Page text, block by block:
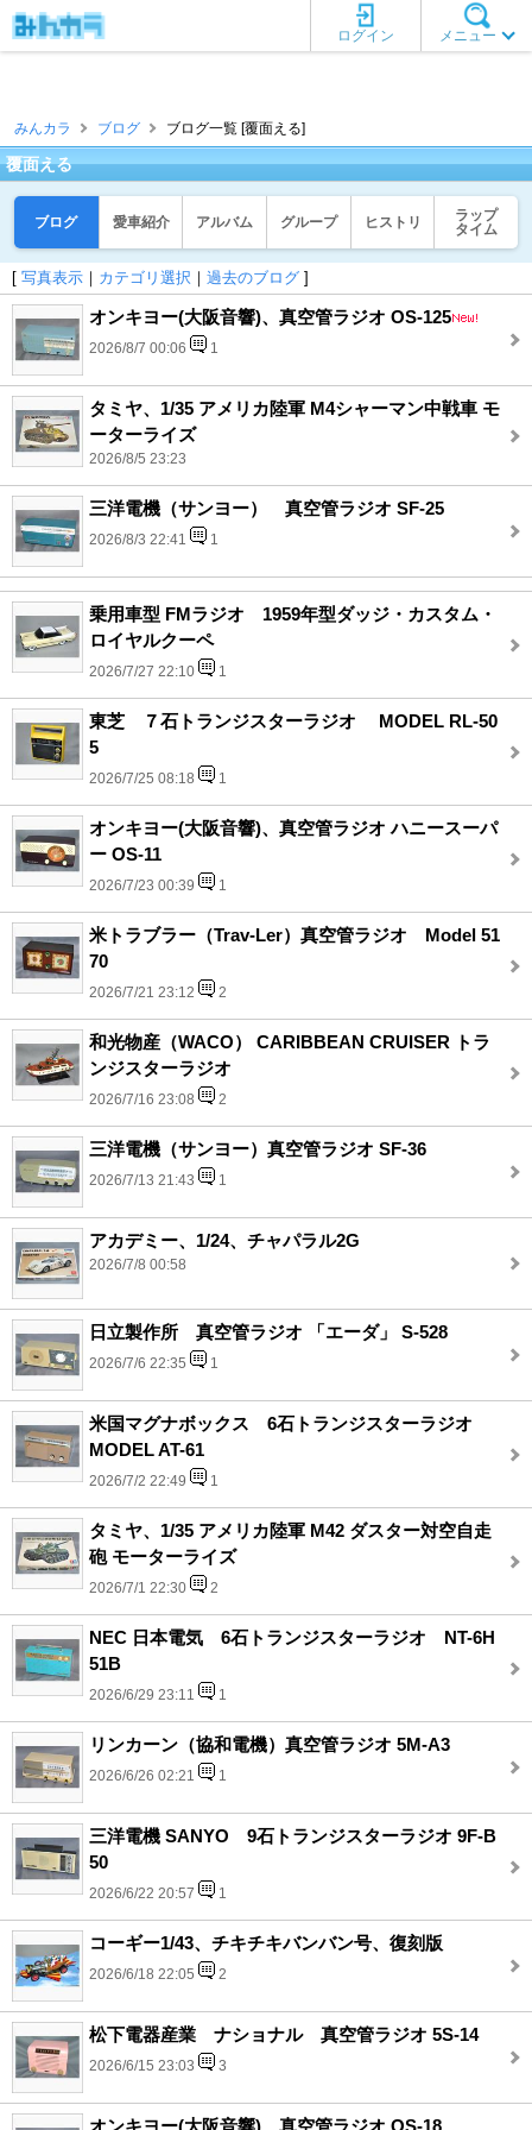
メニュー
ログイン
みんカラ ブログ ブログ一覧 [覆面える]
覆面える
ブログ 愛車紹介 アルバム グループ ヒストリ
ラップ
タイム
[ 写真表示 ｜ カテゴリ選択 ｜ 過去のブログ ]
オンキヨー(大阪音響)、真空管ラジオ OS-125
2026/8/7 00:06 1
タミヤ、1/35 アメリカ陸軍 M4シャーマン中戦車 モ
ーターライズ
2026/8/5 23:23
三洋電機（サンヨー） 真空管ラジオ SF-25
2026/8/3 22:41 1
乗用車型 FMラジオ 1959年型ダッジ・カスタム・
ロイヤルクーペ
2026/7/27 22:10 1
東芝 ７石トランジスターラジオ MODEL RL-50
5
2026/7/25 08:18 1
オンキヨー(大阪音響)、真空管ラジオ ハニースーパ
ー OS-11
2026/7/23 00:39 1
米トラブラー（Trav-Ler）真空管ラジオ Model 51
70
2026/7/21 23:12 2
和光物産（WACO） CARIBBEAN CRUISER トラ
ンジスターラジオ
2026/7/16 23:08 2
三洋電機（サンヨー）真空管ラジオ SF-36
2026/7/13 21:43 1
アカデミー、1/24、チャパラル2G
2026/7/8 00:58
日立製作所 真空管ラジオ 「エーダ」 S-528
2026/7/6 22:35 1
米国マグナボックス 6石トランジスターラジオ
MODEL AT-61
2026/7/2 22:49 1
タミヤ、1/35 アメリカ陸軍 M42 ダスター対空自走
砲 モーターライズ
2026/7/1 22:30 2
NEC 日本電気 6石トランジスターラジオ NT-6H
51B
2026/6/29 23:11 1
リンカーン（協和電機）真空管ラジオ 5M-A3
2026/6/26 02:21 1
三洋電機 SANYO 9石トランジスターラジオ 9F-B
50
2026/6/22 20:57 1
コーギー1/43、チキチキバンバン号、復刻版
2026/6/18 22:05 2
松下電器産業 ナショナル 真空管ラジオ 5S-14
2026/6/15 23:03 3
オンキヨー(大阪音響)、真空管ラジオ OS-18